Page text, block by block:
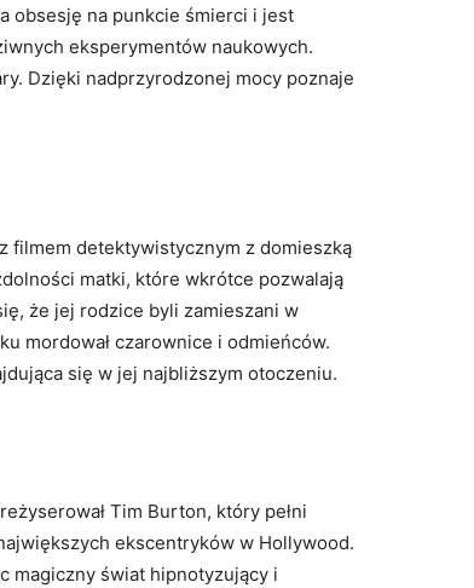
obsesję na punkcie śmierci i jest
eksperymentów naukowych.
Dzięki nadprzyrodzonej mocy poznaje
filmem detektywistycznym z domieszką
matki, które wkrótce pozwalają
że jej rodzice byli zamieszani w
mordował czarownice i odmieńców.
się w jej najbliższym otoczeniu.
Tim Burton, który pełni
ekscentryków w Hollywood.
magiczny świat hipnotyzujący i